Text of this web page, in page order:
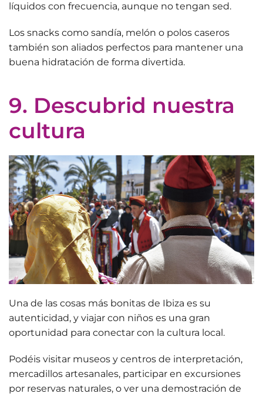
líquidos con frecuencia, aunque no tengan sed.
Los snacks como sandía, melón o polos caseros
también son aliados perfectos para mantener una
buena hidratación de forma divertida.
9. Descubrid nuestra
cultura
Una de las cosas más bonitas de Ibiza es su
autenticidad, y viajar con niños es una gran
oportunidad para conectar con la cultura local.
Podéis visitar museos y centros de interpretación,
mercadillos artesanales, participar en excursiones
por reservas naturales, o ver una demostración de